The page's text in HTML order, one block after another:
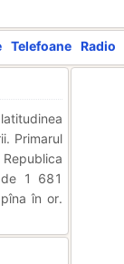
Telefoane Radio
Primarul
de 1 681
în or.